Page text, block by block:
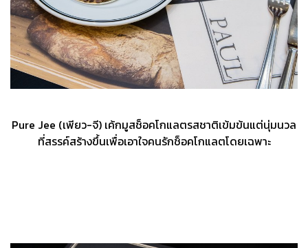
Pure Jee (เพียว-จี) เค้กมูสช็อคโกแลตรสชาติเข้มข้นแต่นุ่มนวล
ที่สรรค์สร้างขึ้นเพื่อเอาใจคนรักช็อคโกแลตโดยเฉพาะ